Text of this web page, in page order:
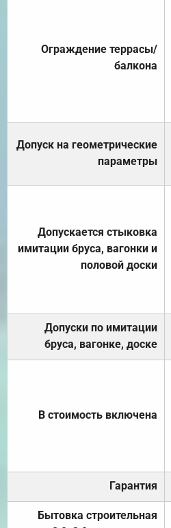
Ограждение террасы/
балкона
Допуск на геометрические
параметры
Допускается стыковка
имитации бруса, вагонки и
половой доски
Допуски по имитации
бруса, вагонке, доске
В стоимость включена
Гарантия
Бытовка строительная